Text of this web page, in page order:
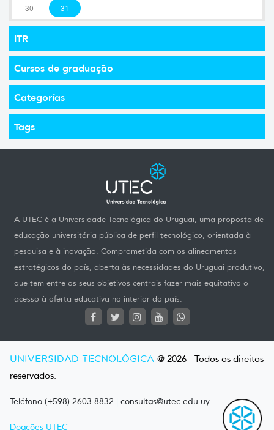
30 31
ITR
Cursos de graduação
Categorías
Tags
A UTEC é a Universidade Tecnológica do Uruguai, uma proposta de
educação universitária pública de perfil tecnológico, orientada à
pesquisa e à inovação. Comprometida com os alineamentos
estratégicos do país, aberta às necessidades do Uruguai produtivo,
que tem entre os seus objetivos centrais fazer mais equitativo o
acesso à oferta educativa no interior do país.
UNIVERSIDAD TECNOLÓGICA @ 2026 - Todos os direitos
reservados.
Teléfono (+598) 2603 8832 | consultas@utec.edu.uy
Doações UTEC